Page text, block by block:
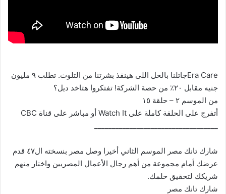
Era Careجاتلنا بالحل اللى هينقذ بشرتنا من التلوث. تطلب ٩ مليون
جنيه مقابل ٢٠٪ من حصة الشركة! تفتكروا هتاخد ديل؟
من الموسم ٢ – حلقة ١٥
أتفرج على الحلقة كاملة على Watch It أو مباشر على قناة CBC
شارك تانك مصر الموسم الثاني أخيرا وصل مصر بنسخته ال٤٧ قدم
عرضك أمام مجموعة من أهم رجال الأعمال المصريين واختار منهم
شريكك لتحقيق حلمك.
شارك تانك مصر